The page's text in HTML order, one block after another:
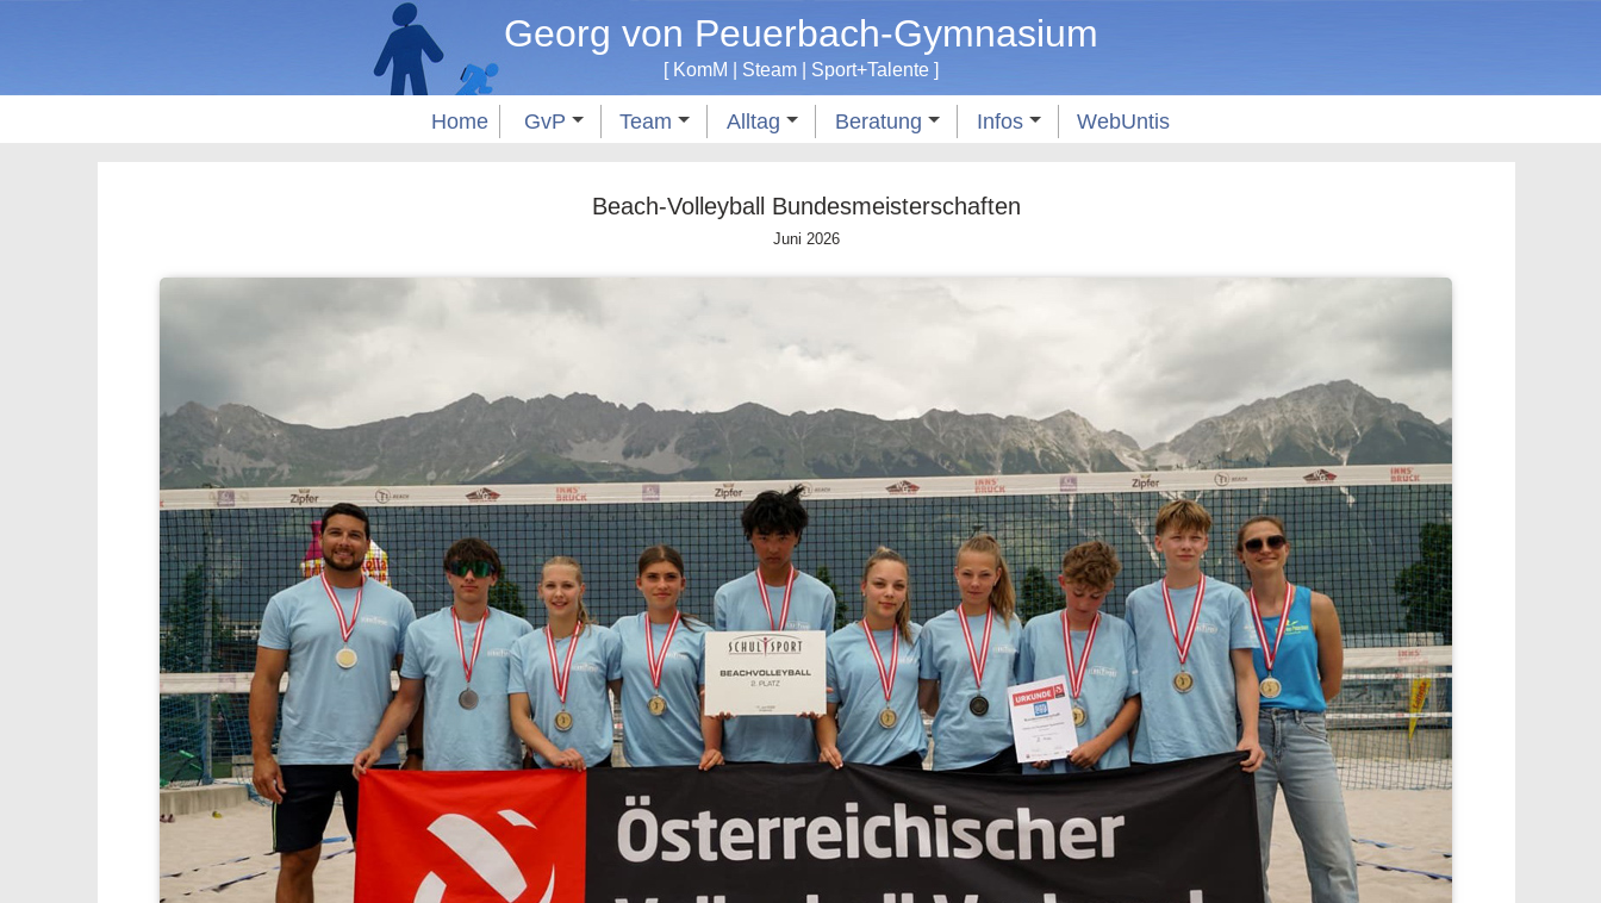
Georg von Peuerbach-Gymnasium
[ KomM Steam| Sport+Talente]
Home GvP Team Alltag Beratung Infos WebUntis
Beach-Volleyball Bundesmeisterschaften
Juni 2026